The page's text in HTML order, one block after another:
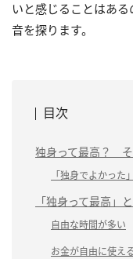
いと感じることはあ
音を探ります。
目次
独身って最高？ そ
「独身でよかった
「独身って最高」
自由な時間が多い
お金が自由に使え